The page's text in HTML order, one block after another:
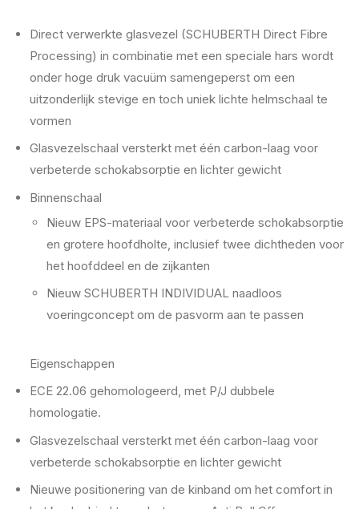
Direct verwerkte glasvezel (SCHUBERTH Direct Fibre
Processing) in combinatie met een speciale hars wordt
onder hoge druk vacuüm samengeperst om een
uitzonderlijk stevige en toch uniek lichte helmschaal te
vormen
Glasvezelschaal versterkt met één carbon-laag voor
verbeterde schokabsorptie en lichter gewicht
Binnenschaal
Nieuw EPS-materiaal voor verbeterde schokabsorptie
en grotere hoofdholte, inclusief twee dichtheden voor
het hoofddeel en de zijkanten
Nieuw SCHUBERTH INDIVIDUAL naadloos
voeringconcept om de pasvorm aan te passen
Eigenschappen
ECE 22.06 gehomologeerd, met P/J dubbele
homologatie.
Glasvezelschaal versterkt met één carbon-laag voor
verbeterde schokabsorptie en lichter gewicht
Nieuwe positionering van de kinband om het comfort in